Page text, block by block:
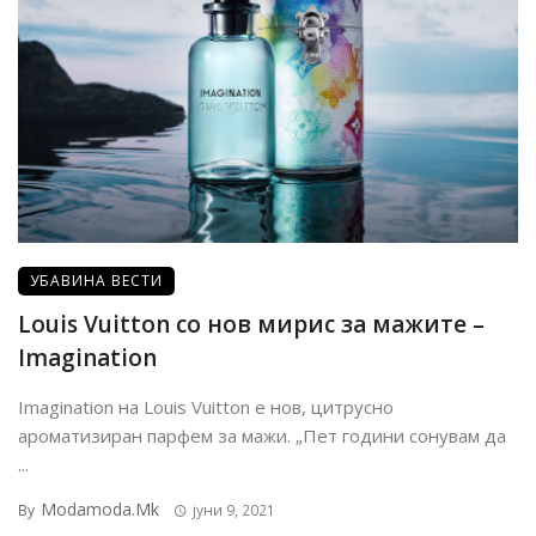
УБАВИНА ВЕСТИ
Louis Vuitton со нов мирис за мажите –
Imagination
Imagination на Louis Vuitton е нов, цитрусно
ароматизиран парфем за мажи. „Пет години сонувам да
...
By Modamoda.mk јуни 9, 2021